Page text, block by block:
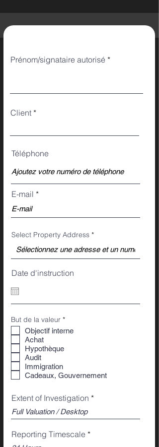
Prénom/signataire autorisé
Client
Téléphone
E-mail
Select Property Address
Date d'instruction
But de la valeur *O
l
i
Objectif interne
Achat
Hypothèque
Audit
Immigration
Cadeaux, Gouvernement
Extent of Investigation
Reporting Timescale